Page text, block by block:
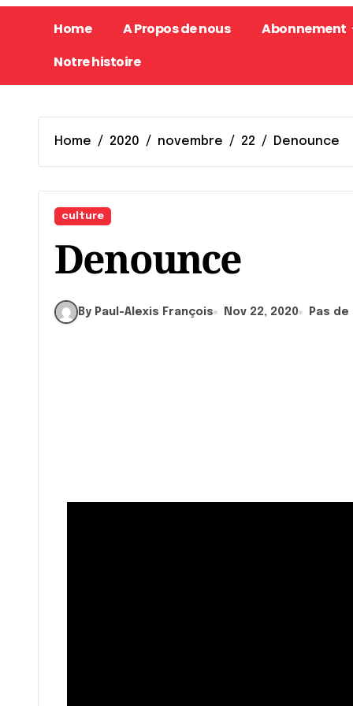
Home A Propos de nous Abonnement
Notre histoire
Home 2020 novembre 22 Denounce
culture
Denounce
By Paul-Alexis François Nov 22, 2020 Pas